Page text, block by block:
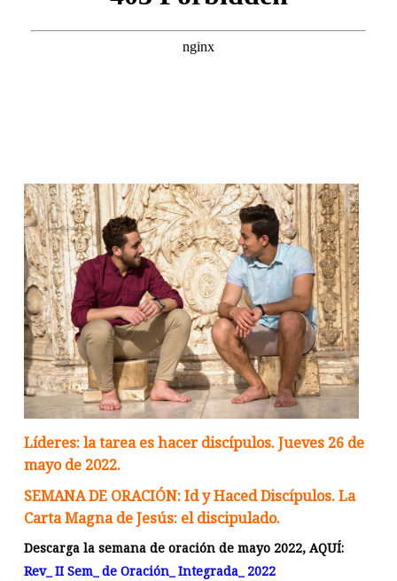
Líderes: la tarea es hacer discípulos. Jueves 26 de
mayo de 2022.
SEMANA DE ORACIÓN: Id y Haced Discípulos. La
Carta Magna de Jesús: el discipulado.
Descarga la semana de oración de mayo 2022, AQUÍ:
Rev_ II Sem_ de Oración_ Integrada_ 2022